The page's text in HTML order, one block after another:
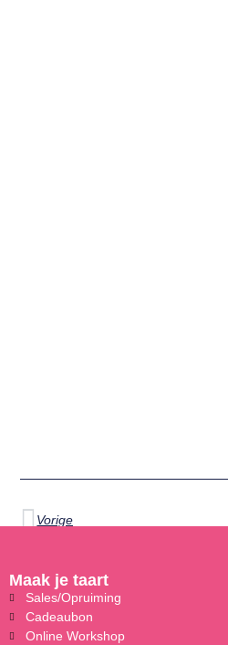
Vorige
Maak je taart
Sales/Opruiming
Cadeaubon
Online Workshop